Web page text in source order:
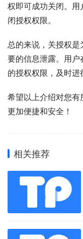
权即可成功关闭。
闭授权权限。
总的来说，关授权
要的信息泄露。用
的授权权限，及时进
希望以上介绍对您
更加便捷和安全！
相关推荐